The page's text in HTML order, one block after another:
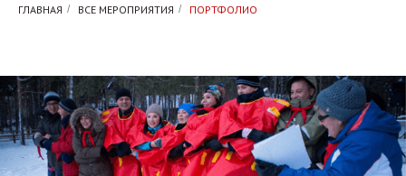
ГЛАВНАЯ / ВСЕ МЕРОПРИЯТИЯ / ПОРТФОЛИО